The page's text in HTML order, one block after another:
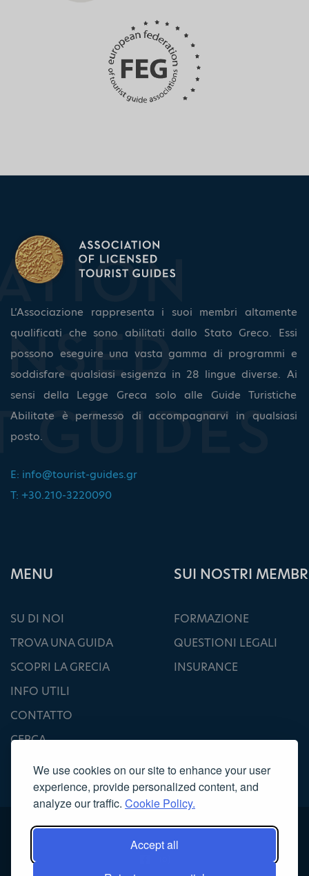
We use cookies on our site to enhance your user
experience, provide personalized content, and
analyze our traffic. Cookie Policy.
Accept all
L’Associazione rappresenta i suoi membri altamente
qualificati che sono abilitati dallo Stato Greco. Essi
possono eseguire una vasta gamma di programmi e
soddisfare qualsiasi esigenza in 28 lingue diverse. Ai
sensi della Legge Greca solo alle Guide Turistiche
Abilitate è permesso di accompagnarvi in qualsiasi
posto.
E: info@tourist-guides.gr
T: +30.210-3220090
ΜΕΝU
SU DI NOI
TROVA UNA GUIDA
SCOPRI LA GRECIA
INFO UTILI
CONTATTO
CERCA
SUI NOSTRI
FORMAZIONE
QUESTIONI LEGALI
INSURANCE